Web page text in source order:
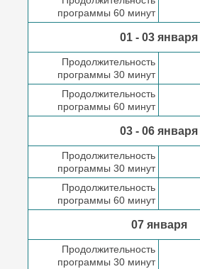
программы 60 минут
01 - 03 января
Продолжительность
программы 30 минут
Продолжительность
программы 60 минут
03 - 06 января
Продолжительность
программы 30 минут
Продолжительность
программы 60 минут
07 января
Продолжительность
программы 30 минут